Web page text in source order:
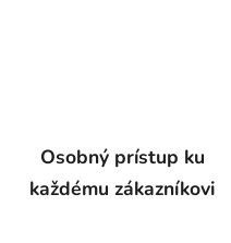
Osobný prístup ku
každému zákazníkovi